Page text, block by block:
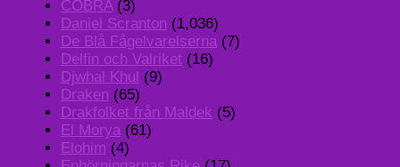
COBRA(3)
Daniel Scranton (1,036)
De Blå Fågelvarelserna (7)
Delfin och Valriket (16)
Djwhal Khul (9)
Draken (65)
Drakfolket från Maldek (5)
El Morya (61)
Elohim (4)